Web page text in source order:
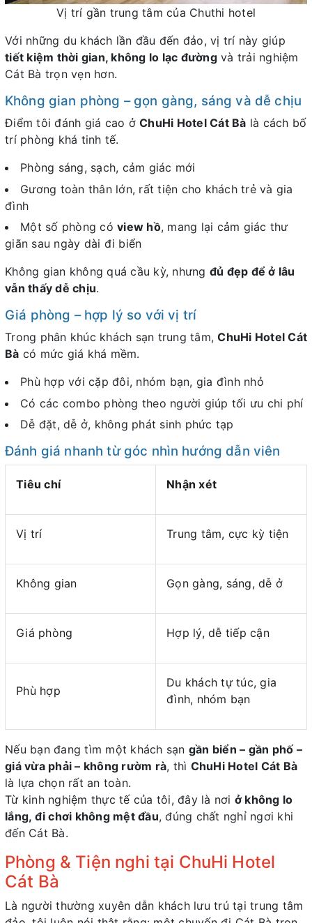
Vị trí gần trung tâm của Chuthi hotel
Với những du khách lần đầu đến đảo, vị trí này giúp
tiết kiệm thời gian, không lo lạc đườngvà trải nghiệm
Cát Bà trọn vẹn hơn.
Không gian phòng – gọn gàng, sáng và dễ chịu
Điểm tôi đánh giá cao ở ChuHi Hotel Cát Bà là cách bố
trí phòng khá tinh tế.
Phòng sáng, sạch, cảm giác mới
Gương toàn thân lớn, rất tiện cho khách trẻ và gia
đình
Một số phòng có view hồ, mang lại cảm giác thư
giãn sau ngày dài đi biển
Không gian không quá cầu kỳ, nhưng đủ đẹp để ở lâu
vẫn thấy dễ chịu.
Giá phòng – hợp lý so với vị trí
Trong phân khúc khách sạn trung tâm,ChuHi Hotel Cát
Bà có mức giá khá mềm.
Phù hợp với cặp đôi, nhóm bạn, gia đình nhỏ
Có các combo phòng theo người giúp tối ưu chi phí
Dễ đặt, dễ ở, không phát sinh phức tạp
Đánh giá nhanh từ góc nhìn hướng dẫn viên
Tiêu chí Nhận xét
Vị trí Trung tâm, cực kỳ tiện
Không gian Gọn gàng, sáng, dễ ở
Giá phòng Hợp lý, dễ tiếp cận
Phù hợp
Du khách tự túc, gia
đình, nhóm bạn
Nếu bạn đang tìm một khách sạn gần biển – gần phố –
giá vừa phải – không rườm rà, thì ChuHi Hotel Cát Bà
là lựa chọn rất an toàn.
Từ kinh nghiệm thực tế của tôi, đây là nơi ở không lo
lắng, đi chơi không mệt đầu, đúng chất nghỉ ngơi khi
đến Cát Bà.
Phòng & Tiện nghi tại ChuHi Hotel
Cát Bà
Là người thường xuyên dẫn khách lưu trú tại trung tâm